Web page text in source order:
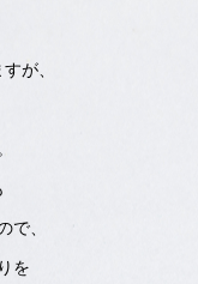
が、
で、
を